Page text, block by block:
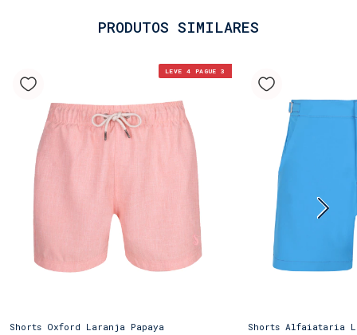
PRODUTOS SIMILARES
LEVE 4 PAGUE 3
Shorts Oxford Laranja Papaya Shorts Alfaiataria